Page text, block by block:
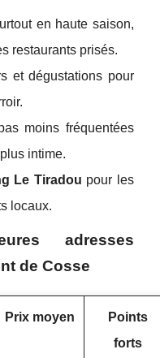
en haute saison,
restaurants prisés.
et dégustations pour
moins fréquentées
intime.
Le Tiradou pour les
locaux.
adresses
de Cosse
Prix moyen
Points
forts